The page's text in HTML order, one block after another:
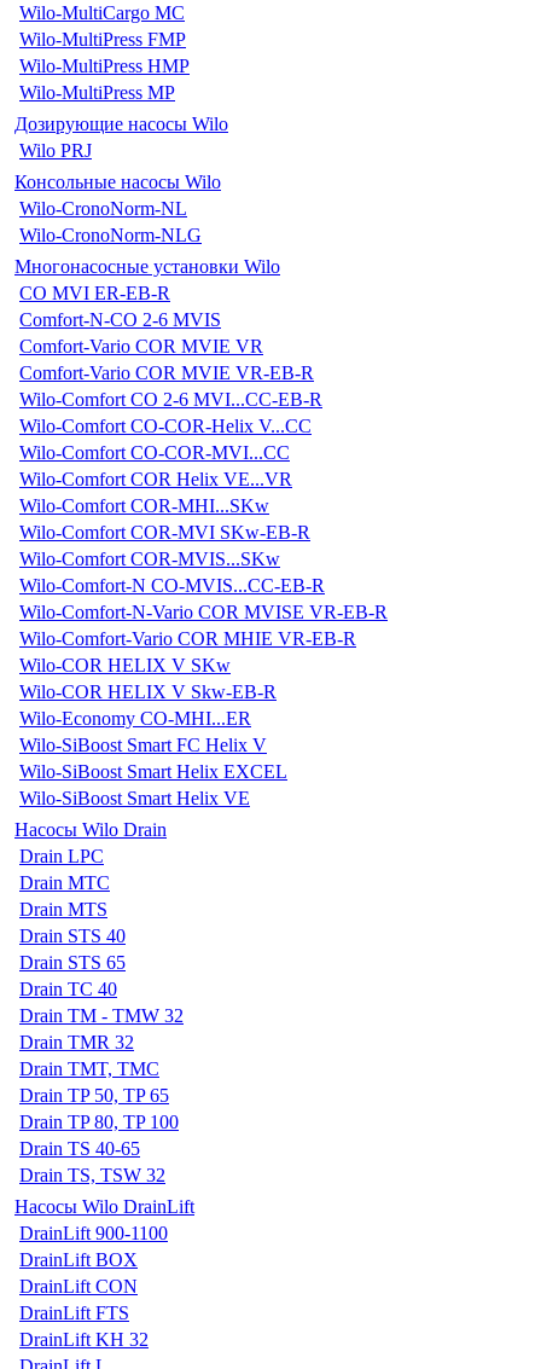
Wilo-MultiCargo MC
Wilo-MultiPress FMP
Wilo-MultiPress HMP
Wilo-MultiPress MP
Дозирующие насосы Wilo
Wilo PRJ
Консольные насосы Wilo
Wilo-CronoNorm-NL
Wilo-CronoNorm-NLG
Многонасосные установки Wilo
CO MVI ER-EB-R
Comfort-N-CO 2-6 MVIS
Comfort-Vario COR MVIE VR
Comfort-Vario COR MVIE VR-EB-R
Wilo-Comfort CO 2-6 MVI...CC-EB-R
Wilo-Comfort CO-COR-Helix V...CC
Wilo-Comfort CO-COR-MVI...CC
Wilo-Comfort COR Helix VE...VR
Wilo-Comfort COR-MHI...SKw
Wilo-Comfort COR-MVI SKw-EB-R
Wilo-Comfort COR-MVIS...SKw
Wilo-Comfort-N CO-MVIS...CC-EB-R
Wilo-Comfort-N-Vario COR MVISE VR-EB-R
Wilo-Comfort-Vario COR MHIE VR-EB-R
Wilo-COR HELIX V SKw
Wilo-COR HELIX V Skw-EB-R
Wilo-Economy CO-MHI...ER
Wilo-SiBoost Smart FC Helix V
Wilo-SiBoost Smart Helix EXCEL
Wilo-SiBoost Smart Helix VE
Насосы Wilo Drain
Drain LPC
Drain MTC
Drain MTS
Drain STS 40
Drain STS 65
Drain TC 40
Drain TM - TMW 32
Drain TMR 32
Drain TMT, TMC
Drain TP 50, TP 65
Drain TP 80, TP 100
Drain TS 40-65
Drain TS, TSW 32
Насосы Wilo DrainLift
DrainLift 900-1100
DrainLift BOX
DrainLift CON
DrainLift FTS
DrainLift KH 32